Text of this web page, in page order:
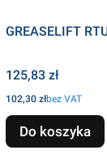
GREASELIFT
Cena
125,83 zł
Cena
102,30 złbez VAT
Do koszyka